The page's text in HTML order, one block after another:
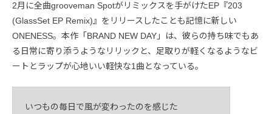
2月に全曲grooveman Spotがリミックスを手がけたEP『203
(GlassSet EP Remix)』をリリースしたことも記憶に新しい
ONENESS。本作「BRAND NEW DAY」は、彼らの持ち味でもあ
る日常に寄り添うようなリリックと、足取りが軽くなるようなビ
ートとラップが心地いい軽快な1曲となっている。
いつもの毎日で風が変わったのを感じた